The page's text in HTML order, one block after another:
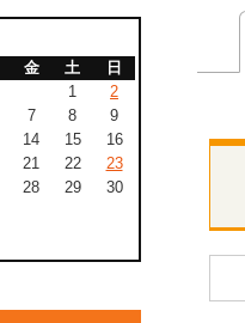
金 土
日
1
2
7 8
9
14 15
16
21 22
23
28 29
30